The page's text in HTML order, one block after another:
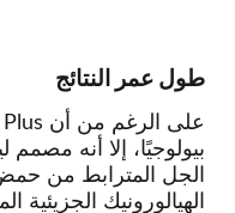
طول عمر النتائج
بيولوجيًا، إلا أنه مصمم
الجل المترابط من
الهيالورونيك الجزيئية